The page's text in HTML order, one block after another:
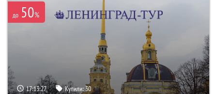
до 50%
17:13:26 Купили: 30